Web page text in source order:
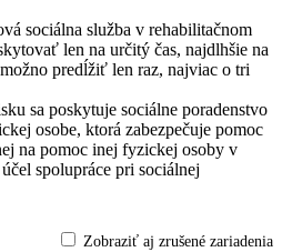
sociálna služba v rehabilitačnom
len na určitý čas, najdlhšie na
predĺžiť len raz, najviac o tri
sa poskytuje sociálne poradenstvo
osobe, ktorá zabezpečuje pomoc
na pomoc inej fyzickej osoby v
spolupráce pri sociálnej
Zobraziť aj zrušené zariadenia